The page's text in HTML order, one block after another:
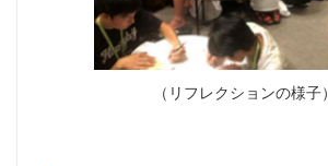
（リフレクションの様子）